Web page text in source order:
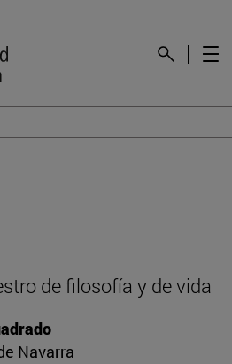
de filosofía y de vida
Navarra